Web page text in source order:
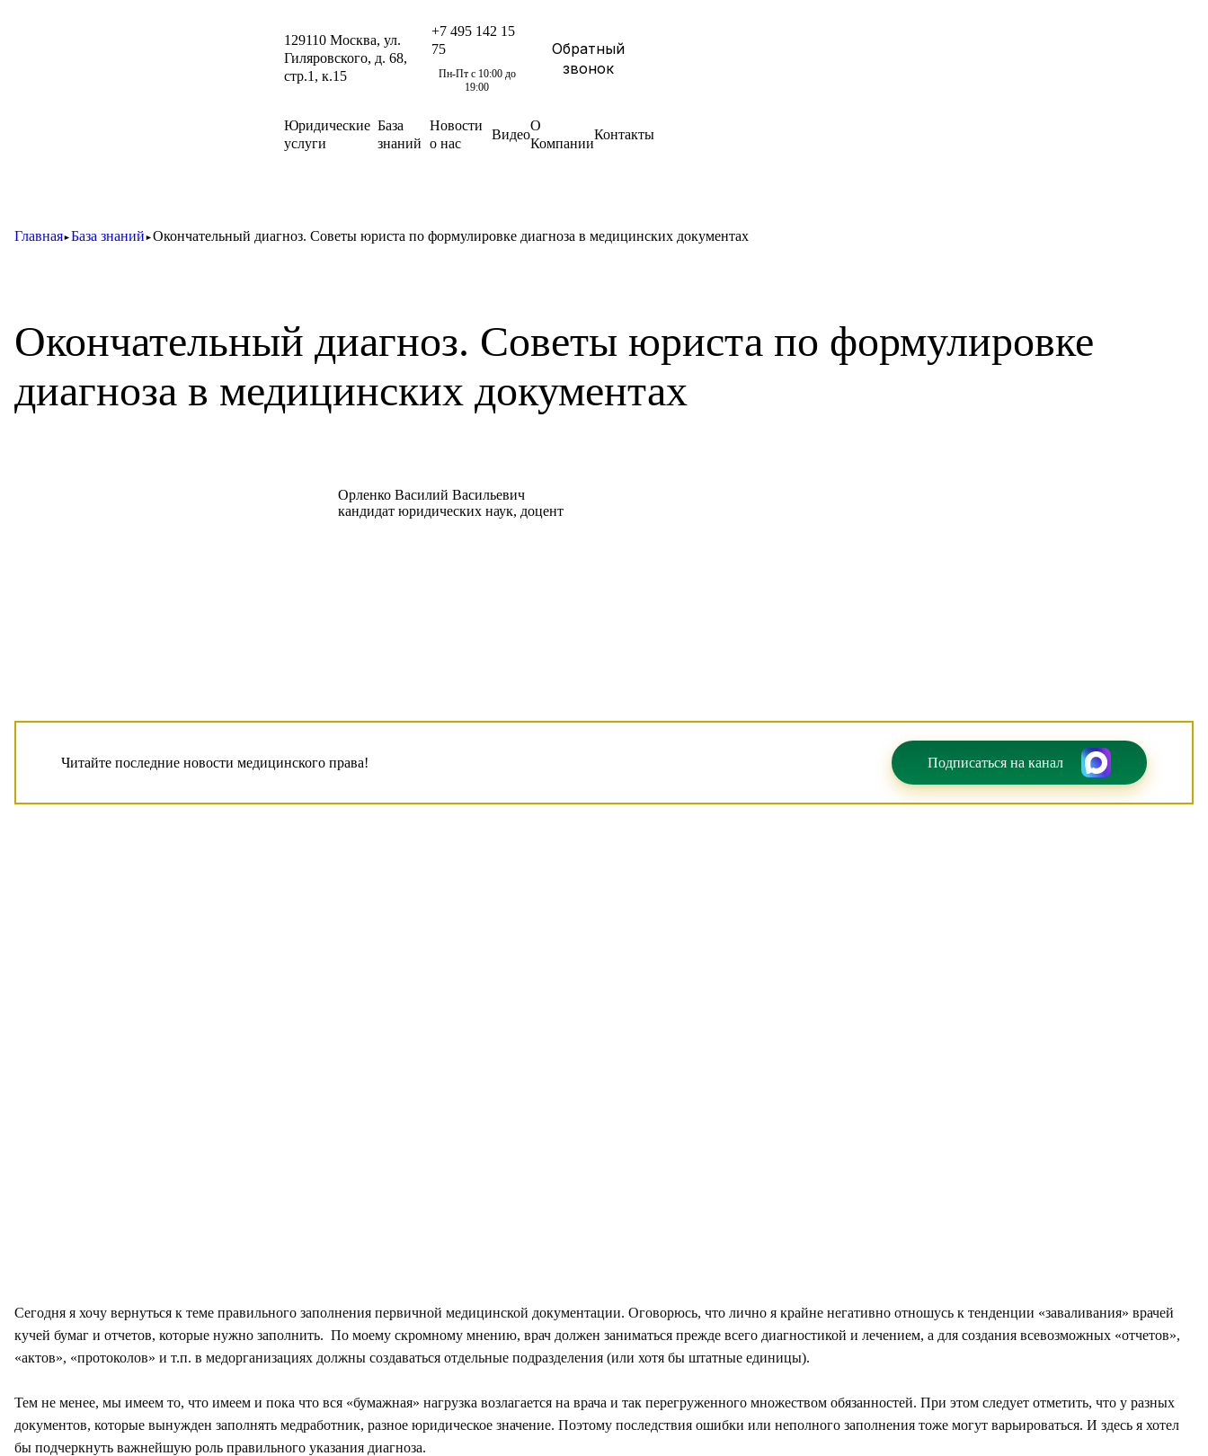
129110 Москва, ул.
Гиляровского, д. 68,
стр.1, к.15
+7 495 142 15
75
Пн-Пт с 10:00 до
19:00
Обратный
звонок
Юридические
услуги
База
знаний
Новости
о нас
Видео
О
Компании
Контакты
Главная►База знаний►Окончательный диагноз. Советы юриста по формулировке диагноза в медицинских документах
Окончательный диагноз. Советы юриста по формулировке
диагноза в медицинских документах
Орленко Василий Васильевич
кандидат юридических наук, доцент
Читайте последние новости медицинского права! Подписаться на канал
Сегодня я хочу вернуться к теме правильного заполнения первичной медицинской документации. Оговорюсь, что лично я крайне негативно отношусь к тенденции «заваливания» врачей
кучей бумаг и отчетов, которые нужно заполнить. По моему скромному мнению, врач должен заниматься прежде всего диагностикой и лечением, а для создания всевозможных «отчетов»,
«актов», «протоколов» и т.п. в медорганизациях должны создаваться отдельные подразделения (или хотя бы штатные единицы).
Тем не менее, мы имеем то, что имеем и пока что вся «бумажная» нагрузка возлагается на врача и так перегруженного множеством обязанностей. При этом следует отметить, что у разных
документов, которые вынужден заполнять медработник, разное юридическое значение. Поэтому последствия ошибки или неполного заполнения тоже могут варьироваться. И здесь я хотел
бы подчеркнуть важнейшую роль правильного указания диагноза.